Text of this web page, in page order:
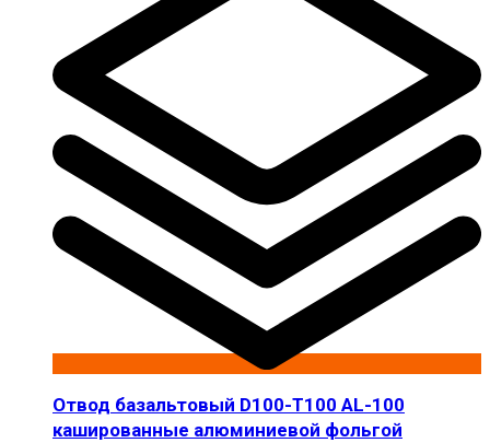
Отвод базальтовый D100-T100 AL-100
кашированные алюминиевой фольгой